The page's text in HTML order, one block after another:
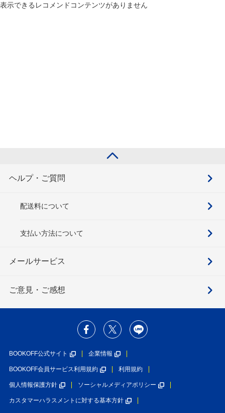
表示できるレコメンドコンテンツがありません
ヘルプ・ご質問
配送料について
支払い方法について
メールサービス
ご意見・ご感想
BOOKOFF公式サイト 企業情報
BOOKOFF会員サービス利用規約 利用規約
個人情報保護方針 ソーシャルメディアポリシー
カスタマーハラスメントに対する基本方針